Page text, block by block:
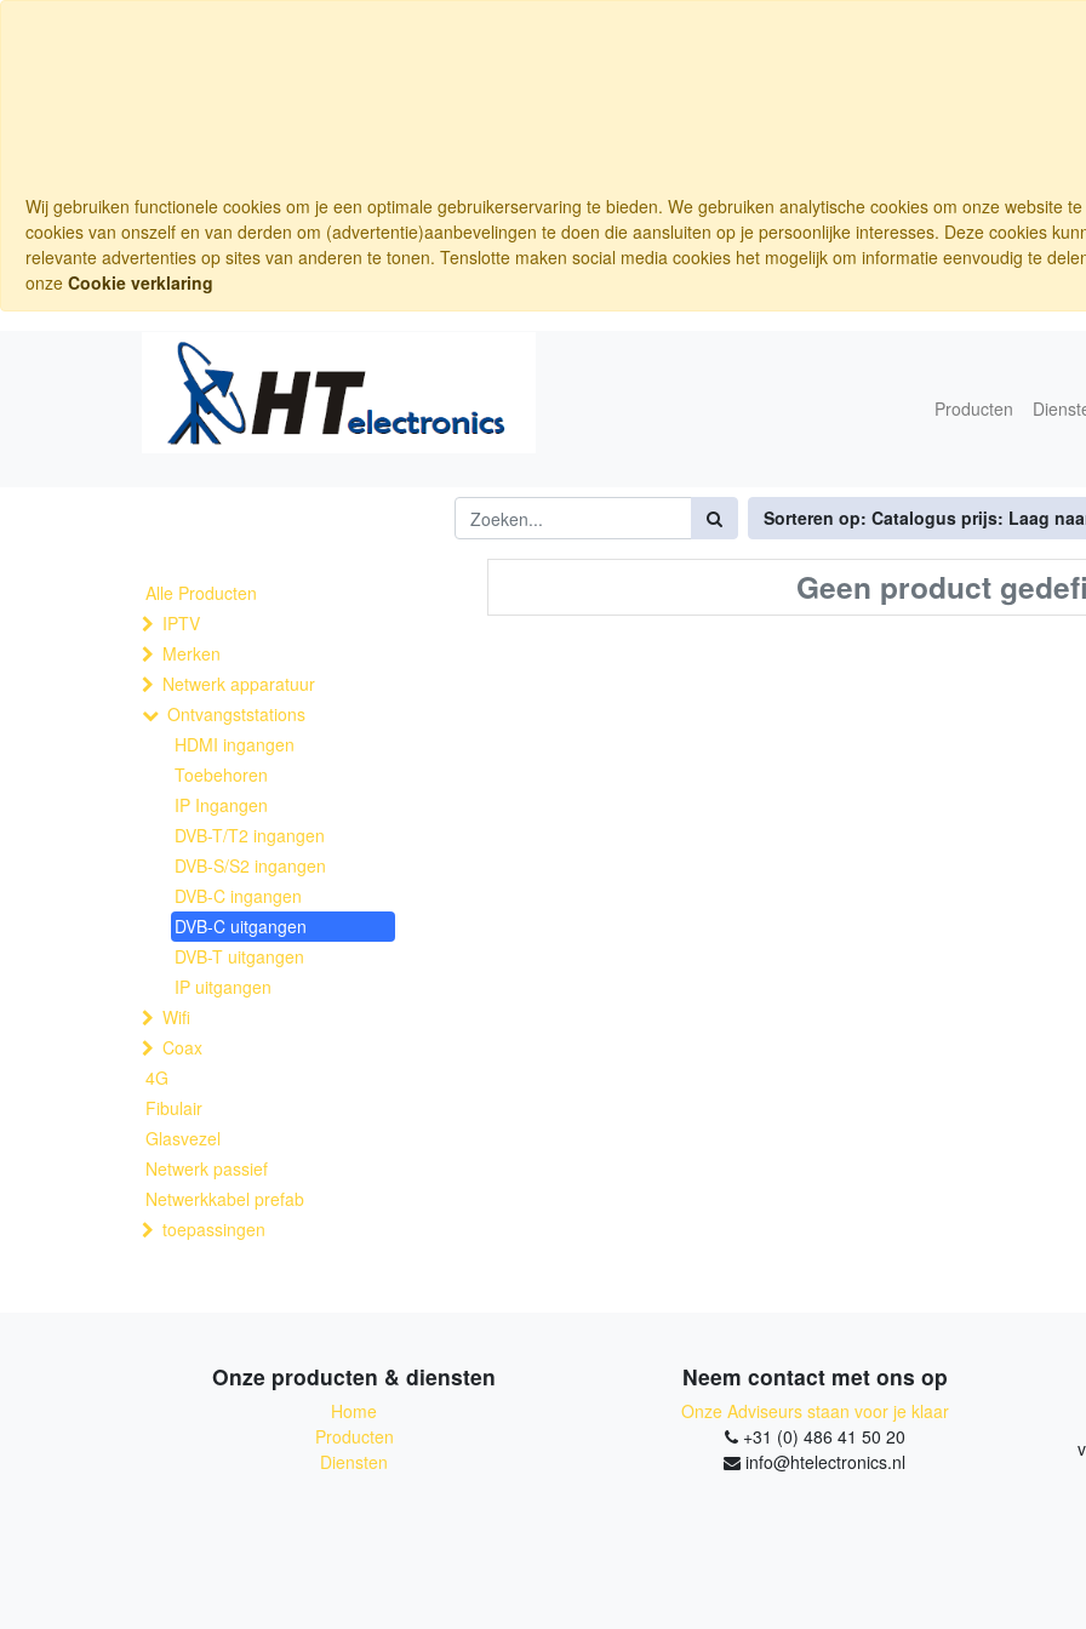
Wij gebruiken functionele cookies om je een optimale gebruikerservaring te bieden. We gebruiken analytische cookies om onze website
cookies van onszelf en van derden om (advertentie)aanbevelingen te doen die aansluiten op je persoonlijke interesses. Deze cookies
relevante advertenties op sites van anderen te tonen. Tenslotte maken social media cookies het mogelijk om informatie eenvoudig te
onze Cookie verklaring
Producten
Sorteren op: Catalogus prijs: Laag
Alle Producten
IPTV
Merken
Netwerk apparatuur
Ontvangststations
HDMI ingangen
Toebehoren
IP Ingangen
DVB-T/T2 ingangen
DVB-S/S2 ingangen
DVB-C ingangen
DVB-C uitgangen
DVB-T uitgangen
IP uitgangen
Wifi
Coax
4G
Fibulair
Glasvezel
Netwerk passief
Netwerkkabel prefab
toepassingen
Geen product
Onze producten & diensten
Home
Producten
Diensten
Neem contact met ons op
Onze Adviseurs staan voor je klaar
+31 (0) 486 41 50 20
info@htelectronics.nl